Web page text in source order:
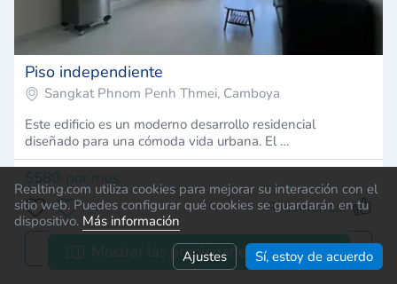
Realting.com utiliza cookies para mejorar su interacción con el
sitio web. Puedes configurar qué cookies se guardarán en tu
dispositivo. Más información
Ajustes
Sí, estoy de acuerdo
Mostrar las propiedades en el mapa
Piso independiente
Sangkat Phnom Penh Thmei, Camboya
Este edificio es un moderno desarrollo residencial
diseñado para una cómoda vida urbana. El …
$580 por mes
Recomendar
Dejar una solicitud